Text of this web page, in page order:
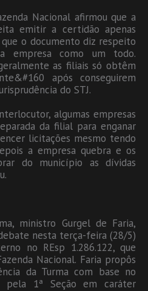
Nacional afirmou que a
emitir a certidão apenas
o documento diz respeito
empresa como um todo.
as filiais só obtêm
após conseguirem
do STJ.
algumas empresas
da filial para enganar
licitações mesmo tendo
a empresa quebra e os
do município as dívidas
ministro Gurgel de Faria,
nesta terça-feira (28/5)
no REsp 1.286.122, que
Nacional. Faria propôs
da Turma com base no
pela 1ª Seção em caráter